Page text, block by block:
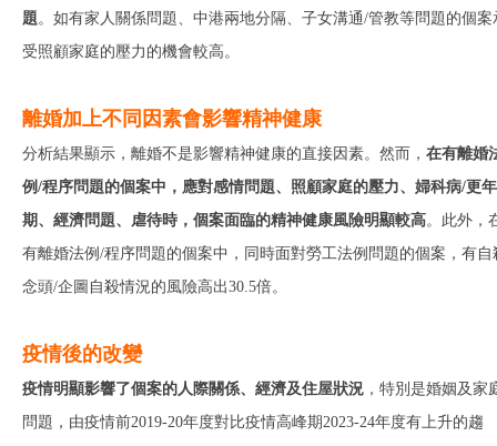
題。如有家人關係問題、中港兩地分隔、子女溝通/管教等問題的個案
受照顧家庭的壓力的機會較高。
離婚加上不同因素會影響精神健康
分析結果顯示，離婚不是影響精神健康的直接因素。然而， 在有離婚
例/程序問題的個案中，應對感情問題、照顧家庭的壓力、婦科病/更年
期、經濟問題、虐待時，個案面臨的精神健康風險明顯較高。此外，
有離婚法例/程序問題的個案中，同時面對勞工法例問題的個案，有自
念頭/企圖自殺情況的風險高出30.5倍。
疫情後的改變
疫情明顯影響了個案的人際關係、經濟及住屋狀況 ，特別是婚姻及家
問題，由疫情前2019-20年度對比疫情高峰期2023-24年度有上升的趨